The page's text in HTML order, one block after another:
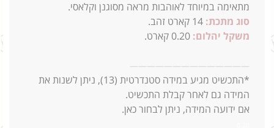
מתאימה במיוחד לאוהבות מראה מסוגנן וקלאסי.
סוג מתכת: 14 קארט זהב.
משקל יהלום:
—
—
—
—
—
—
—
—
—
—
—
—
—
—
*התכשיט מגיע במידה סטנדרטית (13),
ניתן לשנות את
המידה גם לאחר קבלת התכשיט.
אם ידועה המידה, ניתן לבחור כאן.